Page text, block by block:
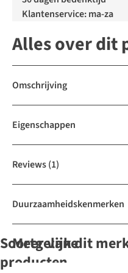
Klantenservice: ma-za
Alles over dit
Omschrijving
Eigenschappen
Reviews(1)
Duurzaamheidskenmerken
Soortgelijke
producten
Meer van dit
Expert review